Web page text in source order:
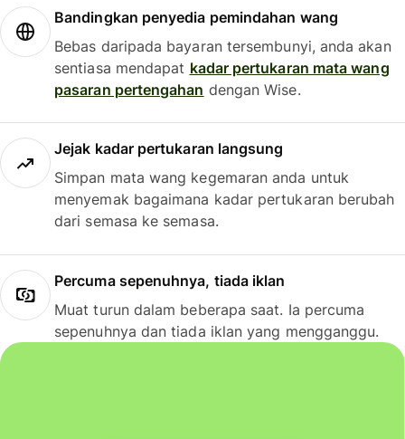
Bandingkan penyedia pemindahan wang
Bebas daripada bayaran tersembunyi, anda akan
sentiasa mendapat kadar pertukaran mata wang
pasaran pertengahan dengan Wise.
Jejak kadar pertukaran langsung
Simpan mata wang kegemaran anda untuk
menyemak bagaimana kadar pertukaran berubah
dari semasa ke semasa.
Percuma sepenuhnya, tiada iklan
Muat turun dalam beberapa saat. Ia percuma
sepenuhnya dan tiada iklan yang mengganggu.